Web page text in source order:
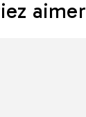
aimer